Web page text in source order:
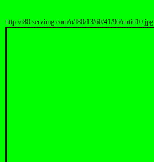
http://i80.servimg.com/u/f80/13/60/41/96/untitl10.jpg